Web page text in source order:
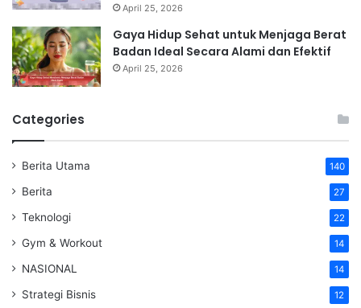
April 25, 2026
Gaya Hidup Sehat untuk Menjaga Berat
Badan Ideal Secara Alami dan Efektif
April 25, 2026
Categories
Berita Utama 140
Berita 27
Teknologi 22
Gym & Workout 14
NASIONAL 14
Strategi Bisnis 12